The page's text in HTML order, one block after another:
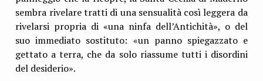
sembra rivelare tratti di una sensualità così leggera da
rivelarsi propria di «una ninfa dell’Antichità», o del
suo immediato sostituto: «un panno spiegazzato e
gettato a terra, che da solo riassume tutti i disordini
del desiderio».